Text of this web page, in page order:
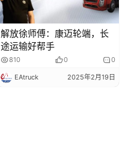
解放徐师傅：康迈轮端，长
途运输好帮手
810 0 0
EAtruck 2025年2月19日